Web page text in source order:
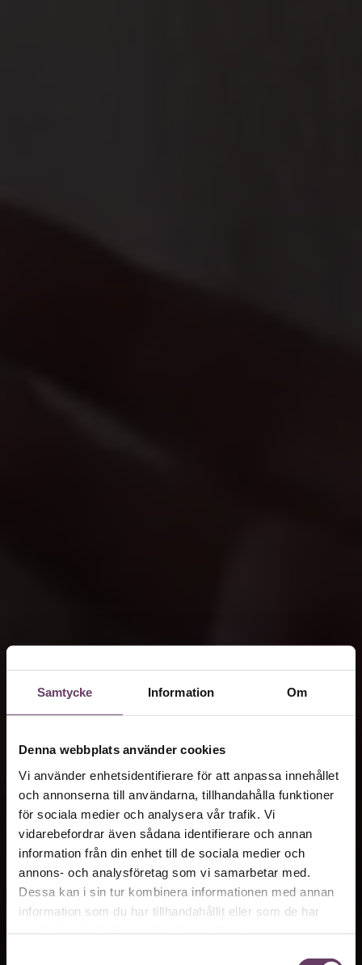
Samtycke Information Om
Denna webbplats använder cookies
Vi använder enhetsidentifierare för att anpassa innehållet
och annonserna till användarna, tillhandahålla funktioner
för sociala medier och analysera vår trafik. Vi
vidarebefordrar även sådana identifierare och annan
information från din enhet till de sociala medier och
annons- och analysföretag som vi samarbetar med.
Dessa kan i sin tur kombinera informationen med annan
information som du har tillhandahållit eller som de har